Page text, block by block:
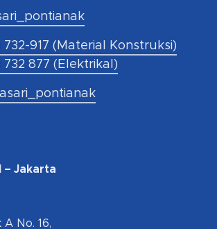
732-917 (Material Konstruksi)
732 877 (Elektrikal)
– Jakarta
A No. 16,